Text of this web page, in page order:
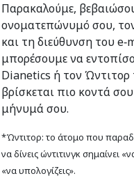
Παρακαλούμε,
ονοματεπώνυμό σου,
και τη διεύθυνση του
μπορέσουμε να
Dianetics ή τον
βρίσκεται πιο κοντά
μήνυμά σου.
*Ώντιτορ: το άτομο που
να δίνεις ώντιτινγκ σημαίνει
«να υπολογίζεις».